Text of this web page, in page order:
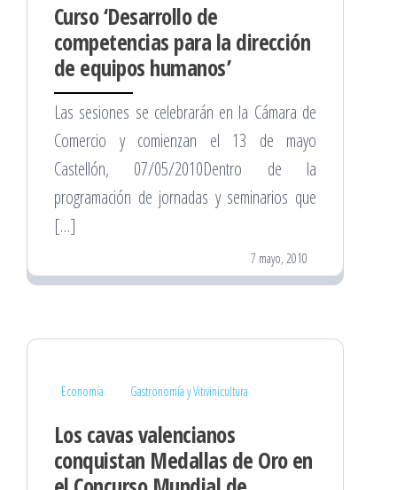
Curso ‘Desarrollo de
competencias para la dirección
de equipos humanos’
Las sesiones se celebrarán en la Cámara de
Comercio y comienzan el 13 de mayo
Castellón, 07/05/2010Dentro de la
programación de jornadas y seminarios que
[…]
7 mayo, 2010
Economía Gastronomía y Vitivinicultura
Los cavas valencianos
conquistan Medallas de Oro en